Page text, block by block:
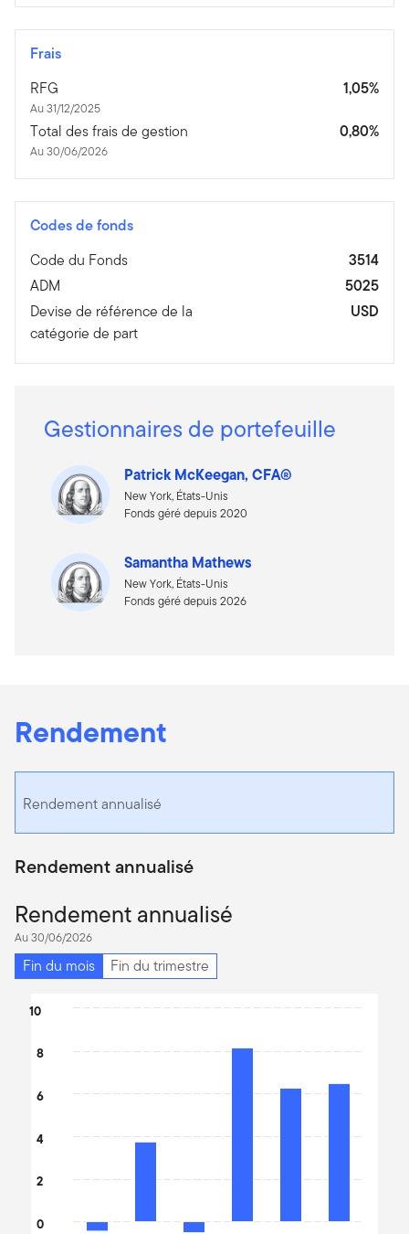
Frais
RFG
Au 31/12/2025
1,05%
Total des frais de gestion
Au 30/06/2026
0,80%
Codes de fonds
Code du Fonds
3514
ADM
5025
Devise de référence de la
catégorie de part
USD
Gestionnaires de portefeuille
Patrick McKeegan, CFA®
New York, États-Unis
Fonds géré depuis 2020
Samantha Mathews
New York, États-Unis
Fonds géré depuis 2026
Rendement
Rendement annualisé
Rendement annualisé
Rendement annualisé
Au 30/06/2026
Fin du mois
Fin du trimestre
The chart has 1 X axis displaying categories.
The chart has 1 Y axis displaying values. Data ranges from -
0
2
4
6
8
10